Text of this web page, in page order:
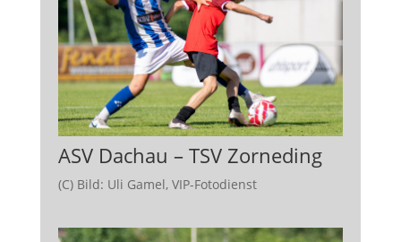
ASV Dachau – TSV Zorneding
(C) Bild: Uli Gamel, VIP-Fotodienst